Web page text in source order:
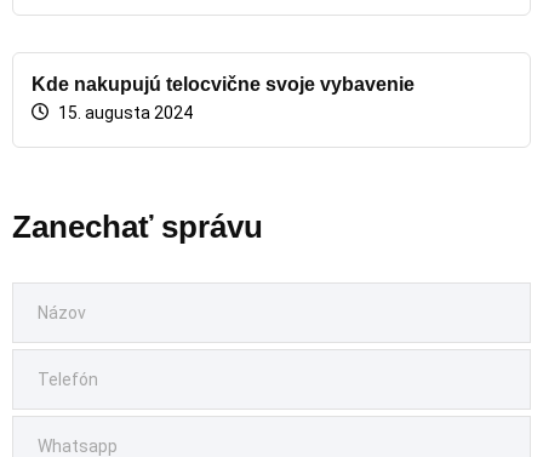
Kde nakupujú telocvične svoje vybavenie
15. augusta 2024
Zanechať správu